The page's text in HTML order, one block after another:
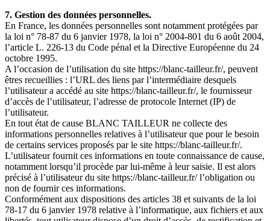
7. Gestion des données personnelles.
En France, les données personnelles sont notamment protégées par
la loi n° 78-87 du 6 janvier 1978, la loi n° 2004-801 du 6 août 2004,
l’article L. 226-13 du Code pénal et la Directive Européenne du 24
octobre 1995.
A l’occasion de l’utilisation du site https://blanc-tailleur.fr/, peuvent
êtres recueillies : l’URL des liens par l’intermédiaire desquels
l’utilisateur a accédé au site https://blanc-tailleur.fr/, le fournisseur
d’accès de l’utilisateur, l’adresse de protocole Internet (IP) de
l’utilisateur.
En tout état de cause BLANC TAILLEUR ne collecte des
informations personnelles relatives à l’utilisateur que pour le besoin
de certains services proposés par le site https://blanc-tailleur.fr/.
L’utilisateur fournit ces informations en toute connaissance de cause,
notamment lorsqu’il procède par lui-même à leur saisie. Il est alors
précisé à l’utilisateur du site https://blanc-tailleur.fr/ l’obligation ou
non de fournir ces informations.
Conformément aux dispositions des articles 38 et suivants de la loi
78-17 du 6 janvier 1978 relative à l’informatique, aux fichiers et aux